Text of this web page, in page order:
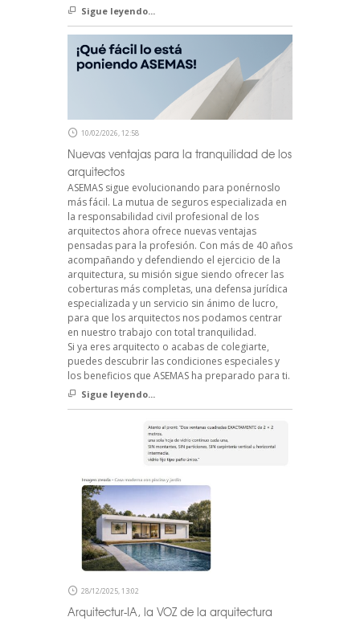
Sigue leyendo...
10/02/2026, 12:58
Nuevas ventajas para la tranquilidad de los
arquitectos
ASEMAS sigue evolucionando para ponérnoslo
más fácil. La mutua de seguros especializada en
la responsabilidad civil profesional de los
arquitectos ahora ofrece nuevas ventajas
pensadas para la profesión. Con más de 40 años
acompañando y defendiendo el ejercicio de la
arquitectura, su misión sigue siendo ofrecer las
coberturas más completas, una defensa jurídica
especializada y un servicio sin ánimo de lucro,
para que los arquitectos nos podamos centrar
en nuestro trabajo con total tranquilidad.
Si ya eres arquitecto o acabas de colegiarte,
puedes descubrir las condiciones especiales y
los beneficios que ASEMAS ha preparado para ti.
Sigue leyendo...
28/12/2025, 13:02
Arquitectur-IA, la VOZ de la arquitectura